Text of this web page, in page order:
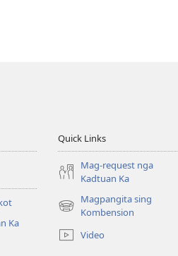
Ka
Quick Links
Mag-request nga
Kadtuan Ka
Magpangita sing
Kombension
(opens
window)Video